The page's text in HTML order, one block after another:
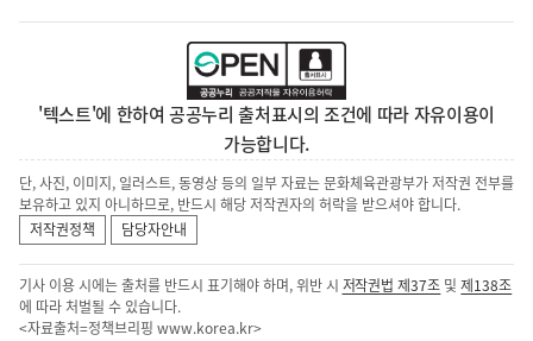
'텍스트'에 한하여 공공누리 출처표시의 조건에 따라 자유이용이
가능합니다.
단, 사진, 이미지, 일러스트, 동영상 등의 일부 자료는 문화체육관광부가 저작권 전부를
보유하고 있지 아니하므로, 반드시 해당 저작권자의 허락을 받으셔야 합니다.
저작권정책
담당자안내
기사 이용 시에는 출처를 반드시 표기해야 하며, 위반 시 저작권법 제37조 및제138조
에 따라 처벌될 수 있습니다.
<자료출처=정책브리핑 www.korea.kr>